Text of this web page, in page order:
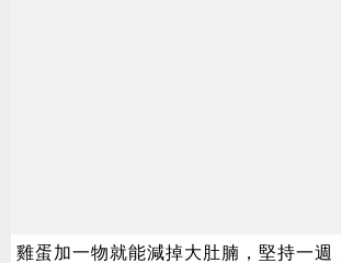
雞蛋加一物就能減掉大肚腩，堅持一週